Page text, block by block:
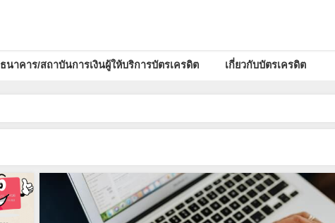
ธนาคาร/สถาบันการเงินผู้ให้บริการบัตรเครดิต เกี่ยวกับบัตรเครดิต